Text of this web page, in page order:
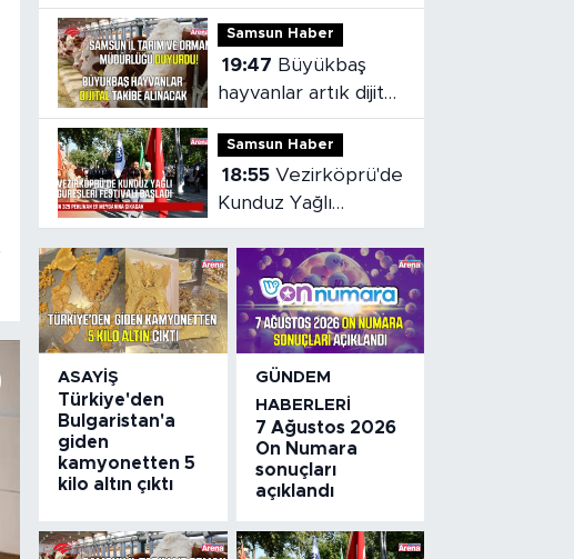
Başladı
Samsun Haber
19:47
hayvanlar artık dijital
olarak takip
edilebilecek
Samsun Haber
18:55
Kunduz Yağlı
Güreşleri Festivali
başladı
ASAYIŞ
Türkiye'den
Bulgaristan'a
giden
kamyonetten 5
kilo altın çıktı
GÜNDEM
HABERLERI
7 Ağustos 2026
On Numara
sonuçları
açıklandı